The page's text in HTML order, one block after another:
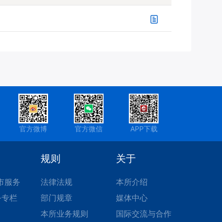
官方微博 官方微信 APP下载
服务
栏
规则
法律法规
部门规章
本所业务规则
关于
本所介绍
媒体中心
国际交流与合作